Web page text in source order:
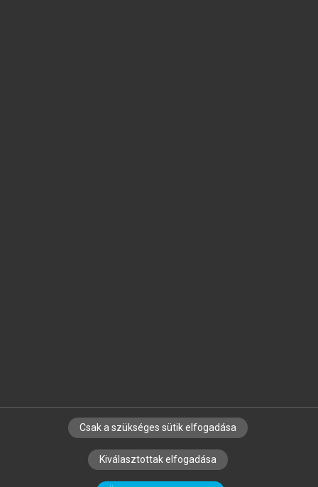
SZERZŐKNEK CÉGEKNEK KÖNYVTÁROSOKNAK
SZERKESZTÉSI ÉS LEKTORÁLÁSI ALAPELVEK
Csak a szükséges sütik elfogadása
Kiválasztottak elfogadása